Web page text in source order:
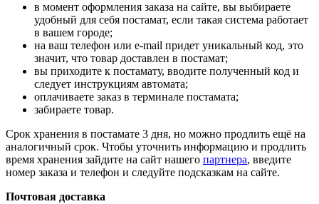
в момент оформления заказа на сайте, вы выбираете
удобный для себя постамат, если такая система работает
в вашем городе;
на ваш телефон или e-mail придет уникальный код, это
значит, что товар доставлен в постамат;
вы приходите к постамату, вводите полученный код и
следует инструкциям автомата;
оплачиваете заказ в терминале постамата;
забираете товар.
Срок хранения в постамате 3 дня, но можно продлить ещё на
аналогичный срок. Чтобы уточнить информацию и продлить
время хранения зайдите на сайт нашего партнера, введите
номер заказа и телефон и следуйте подсказкам на сайте.
Почтовая доставка